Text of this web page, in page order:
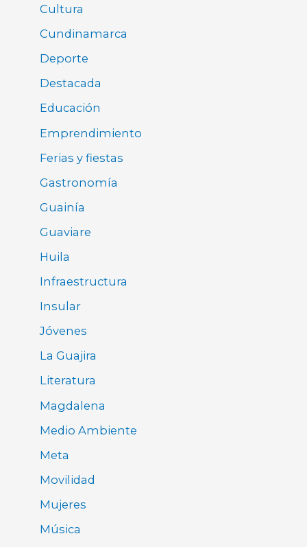
Cultura
Cundinamarca
Deporte
Destacada
Educación
Emprendimiento
Ferias y fiestas
Gastronomía
Guainía
Guaviare
Huila
Infraestructura
Insular
Jóvenes
La Guajira
Literatura
Magdalena
Medio Ambiente
Meta
Movilidad
Mujeres
Música